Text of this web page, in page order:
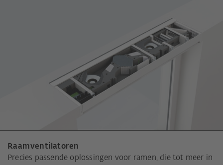
Raamventilatoren
Precies passende oplossingen voor ramen, die tot meer in